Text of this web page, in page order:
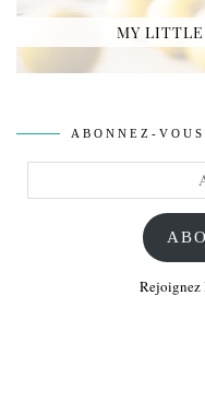
MY LITTLE
ABONNEZ-
Rejoignez